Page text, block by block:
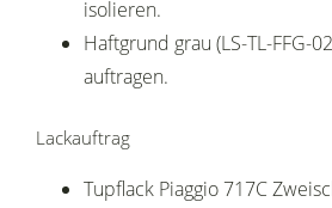
isolieren.
Haftgrund grau (LS-TL-FFG-
auftragen.
Lackauftrag
Tupflack Piaggio 717C